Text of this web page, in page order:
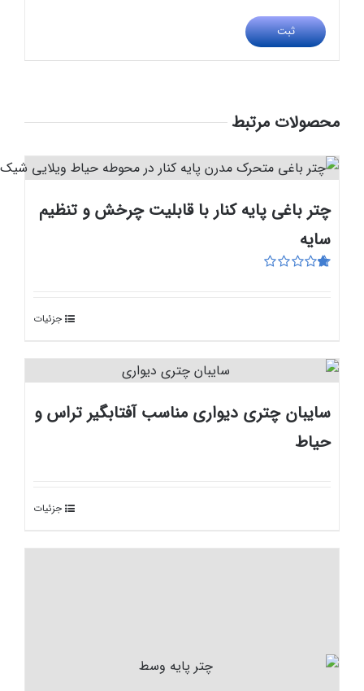
محصولات مرتبط
چتر باغی پایه کنار با قابلیت چرخش و تنظیم
سایه‌
جزئیات
سایبان چتری دیواری مناسب آفتابگیر تراس و
حیاط
جزئیات